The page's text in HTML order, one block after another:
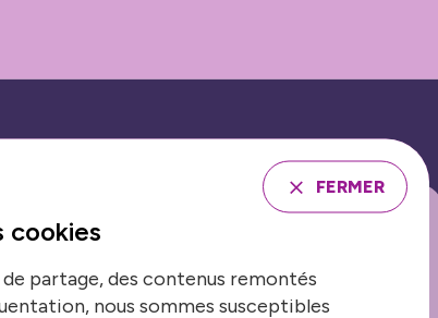
NEWSLETTER
FERMER
cookies
partage, des contenus remontés
nous sommes susceptibles